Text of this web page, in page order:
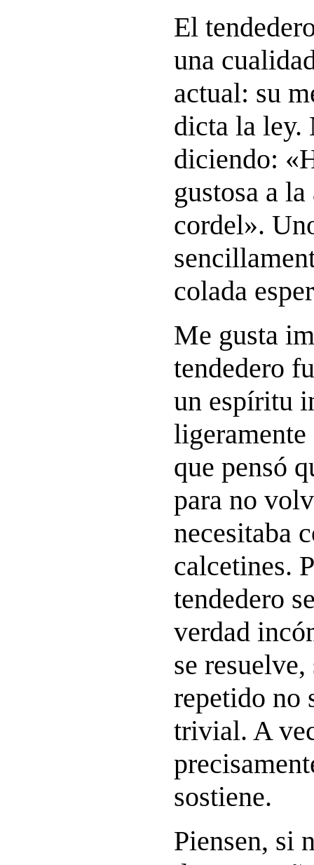
El
una
actual: su
dicta la ley.
diciendo:
gustosa a
cordel».
colada
Me gusta
tendedero
un espíritu
que pensó
para no
necesitaba
calcetines.
tendedero
verdad
se
repetido no
trivial. A
sostiene.
Piensen, si